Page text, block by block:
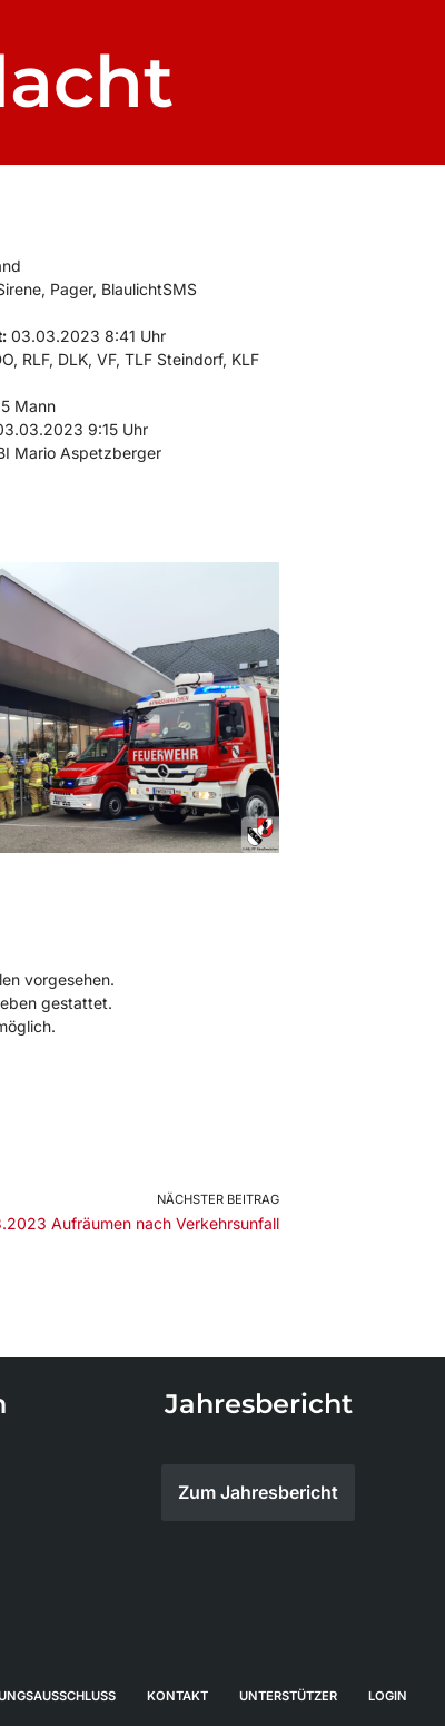
Pager, BlaulichtSMS
03.03.2023 8:41 Uhr
RLF, DLK, VF, TLF Steindorf, KLF
Mann
9:15 Uhr
Mario Aspetzberger
vorgesehen.
gestattet.
NÄCHSTER BEITRAG
Aufräumen nach Verkehrsunfall
Jahresbericht
Zum Jahresbericht
KONTAKT UNTERSTÜTZER LOGIN